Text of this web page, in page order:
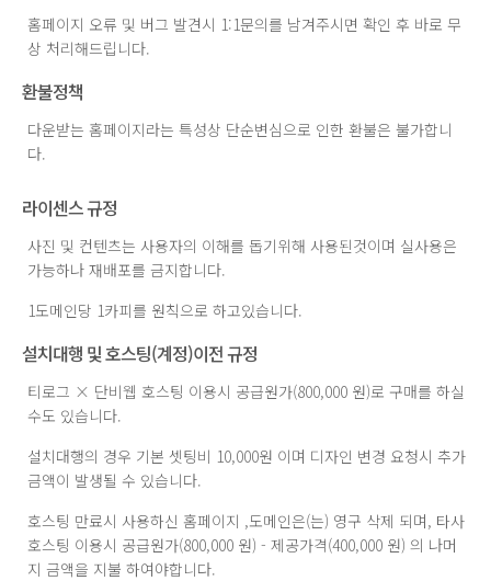
홈페이지 오류 및 버그 발견시 1:1문의를 남겨주시면 확인 후 바로 무
상 처리해드립니다.
환불정책
다운받는 홈페이지라는 특성상 단순변심으로 인한 환불은 불가합니
다.
라이센스 규정
사진 및 컨텐츠는 사용자의 이해를 돕기위해 사용된것이며 실사용은
가능하나 재배포를 금지합니다.
1도메인당 1카피를 원칙으로 하고있습니다.
설치대행 및 호스팅(계정)이전 규정
티로그 × 단비웹 호스팅 이용시 공급원가(800,000 원)로 구매를 하실
수도 있습니다.
설치대행의 경우 기본 셋팅비 10,000원 이며 디자인 변경 요청시 추가
금액이 발생될 수 있습니다.
호스팅 만료시 사용하신 홈페이지 ,도메인은(는) 영구 삭제 되며, 타사
호스팅 이용시 공급원가(800,000 원) - 제공가격(400,000 원) 의 나머
지 금액을 지불 하여야합니다.